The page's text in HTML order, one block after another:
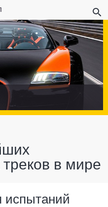
в мире